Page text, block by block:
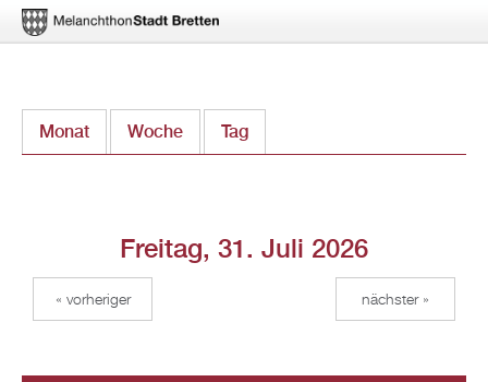
zum
Monat Woche Tag
Freitag, 31. Juli 2026
« vorheriger nächster »